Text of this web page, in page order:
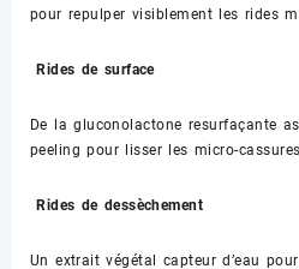
pour repulper visiblement les rides
Rides de surface
De la gluconolactone resurfaçante
peeling pour lisser les micro-
Rides de dessèchement
Un extrait végétal capteur d’eau